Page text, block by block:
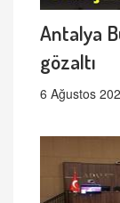
Antalya
gözaltı
6 Ağustos